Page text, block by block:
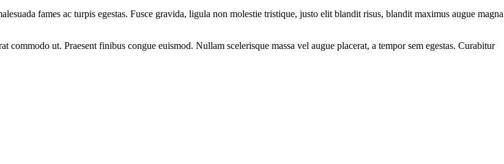
fames ac turpis egestas. Fusce gravida, ligula non molestie tristique, justo elit blandit risus, blandit maximus augue magna
ut. Praesent finibus congue euismod. Nullam scelerisque massa vel augue placerat, a tempor sem egestas. Curabitur